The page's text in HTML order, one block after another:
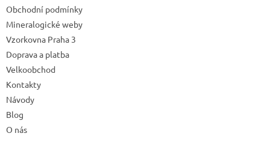
Obchodní podmínky
Mineralogické weby
Vzorkovna Praha 3
Doprava a platba
Velkoobchod
Kontakty
Návody
Blog
O nás